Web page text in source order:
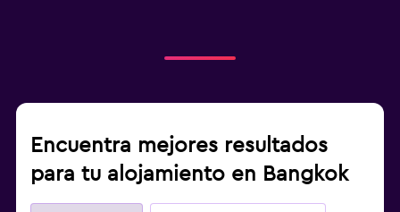
Encuentra mejores resultados
para tu alojamiento en Bangkok